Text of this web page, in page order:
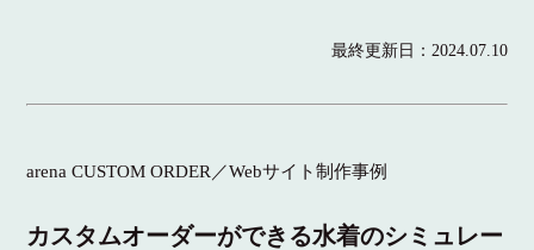
最終更新日： 2024.07.10
arena CUSTOM ORDER／Webサイト制作事例
カスタムオーダーができる水着のシミュレー